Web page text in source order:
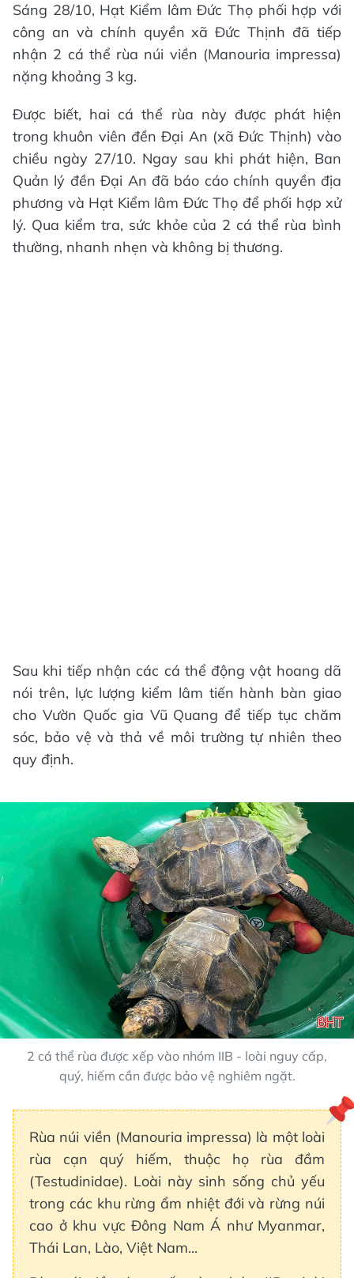
Sáng 28/10, Hạt Kiểm lâm Đức Thọ phối hợp với
công an và chính quyền xã Đức Thịnh đã tiếp
nhận 2 cá thể rùa núi viền (Manouria impressa)
nặng khoảng 3 kg.
Được biết, hai cá thể rùa này được phát hiện
trong khuôn viên đền Đại An (xã Đức Thịnh) vào
chiều ngày 27/10. Ngay sau khi phát hiện, Ban
Quản lý đền Đại An đã báo cáo chính quyền địa
phương và Hạt Kiểm lâm Đức Thọ để phối hợp xử
lý. Qua kiểm tra, sức khỏe của 2 cá thể rùa bình
thường, nhanh nhẹn và không bị thương.
Sau khi tiếp nhận các cá thể động vật hoang dã
nói trên, lực lượng kiểm lâm tiến hành bàn giao
cho Vườn Quốc gia Vũ Quang để tiếp tục chăm
sóc, bảo vệ và thả về môi trường tự nhiên theo
quy định.
2 cá thể rùa được xếp vào nhóm IIB - loài nguy cấp,
quý, hiếm cần được bảo vệ nghiêm ngặt.
Rùa núi viền (Manouria impressa) là một loài
rùa cạn quý hiếm, thuộc họ rùa đầm
(Testudinidae). Loài này sinh sống chủ yếu
trong các khu rừng ẩm nhiệt đới và rừng núi
cao ở khu vực Đông Nam Á như Myanmar,
Thái Lan, Lào, Việt Nam...